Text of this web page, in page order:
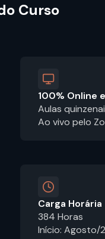
Curso
100% Online
Aulas
Ao vivo pelo
Carga Horária
384 Horas
Início: Agosto/